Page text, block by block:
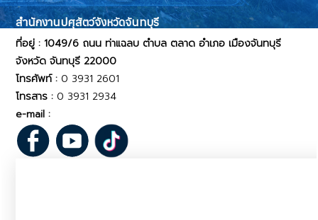
สำนักงานปศุสัตว์จังหวัดจันทบุรี
ที่อยู่ : 1049/6 ถนน ท่าแฉลบ ตำบล ตลาด อำเภอ เมืองจันทบุรี
จังหวัด จันทบุรี 22000
โทรศัพท์ : 0 3931 2601
โทรสาร : 0 3931 2934
e-mail :